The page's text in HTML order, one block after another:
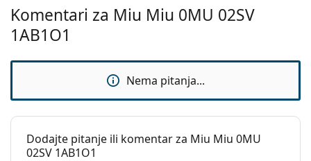
upute za uporabu.
Komentari za Miu Miu 0MU 02SV
1AB1O1
Nema pitanja...
Dodajte pitanje ili komentar za Miu Miu 0MU
02SV 1AB1O1